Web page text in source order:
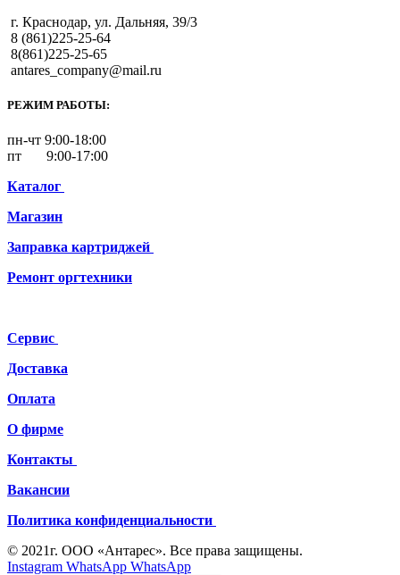
г. Краснодар, ул. Дальняя, 39/3
8 (861)225-25-64
8(861)225-25-65
antares_company@mail.ru
РЕЖИМ РАБОТЫ:
пн-чт 9:00-18:00
пт 9:00-17:00
Каталог
Магазин
Заправка картриджей
Ремонт оргтехники
Сервис
Доставка
Оплата
О фирме
Контакты
Вакансии
Политика конфиденциальности
© 2021г. ООО «Антарес». Все права защищены.
Instagram WhatsApp WhatsApp